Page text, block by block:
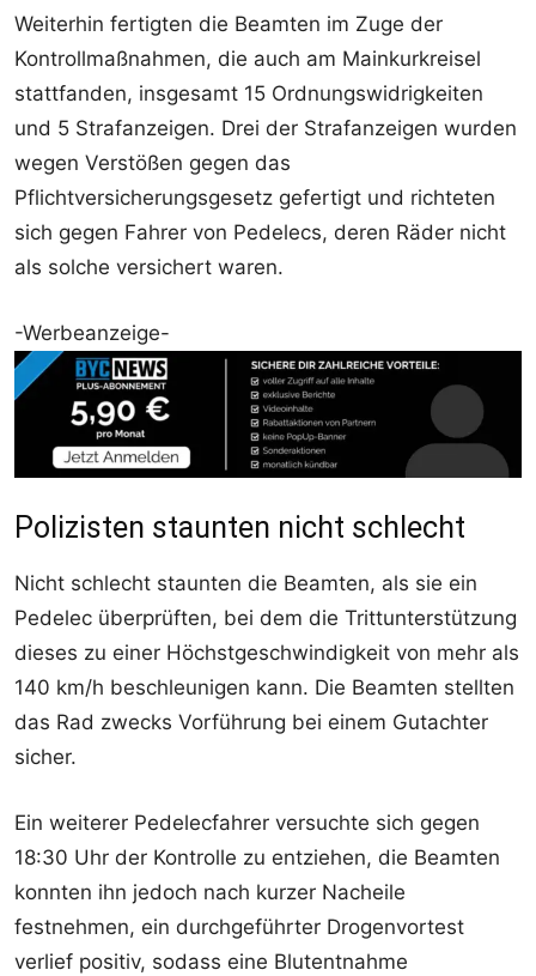
Weiterhin fertigten die Beamten im Zuge der
Kontrollmaßnahmen, die auch am Mainkurkreisel
stattfanden, insgesamt 15 Ordnungswidrigkeiten
und 5 Strafanzeigen. Drei der Strafanzeigen wurden
wegen Verstößen gegen das
Pflichtversicherungsgesetz gefertigt und richteten
sich gegen Fahrer von Pedelecs, deren Räder nicht
als solche versichert waren.
-Werbeanzeige-
Polizisten staunten nicht schlecht
Nicht schlecht staunten die Beamten, als sie ein
Pedelec überprüften, bei dem die Trittunterstützung
dieses zu einer Höchstgeschwindigkeit von mehr als
140 km/h beschleunigen kann. Die Beamten stellten
das Rad zwecks Vorführung bei einem Gutachter
sicher.
Ein weiterer Pedelecfahrer versuchte sich gegen
18:30 Uhr der Kontrolle zu entziehen, die Beamten
konnten ihn jedoch nach kurzer Nacheile
festnehmen, ein durchgeführter Drogenvortest
verlief positiv, sodass eine Blutentnahme